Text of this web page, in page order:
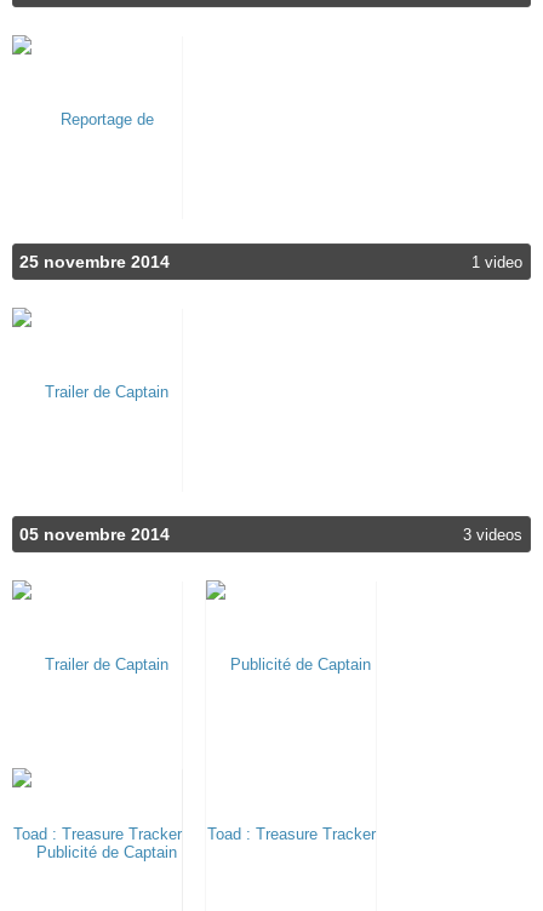
25 novembre 2014 1 video
05 novembre 2014 3 videos